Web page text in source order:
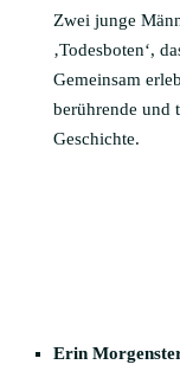
Zwei junge
‚Todesboten‘,
Gemeinsam
berührende und
Geschichte.
Erin